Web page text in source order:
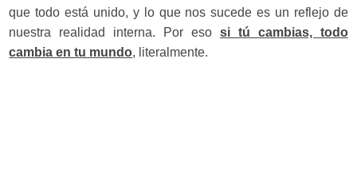
que todo está unido, y lo que nos sucede es un reflejo de
nuestra realidad interna. Por eso si tú cambias, todo
cambia en tu mundo, literalmente.